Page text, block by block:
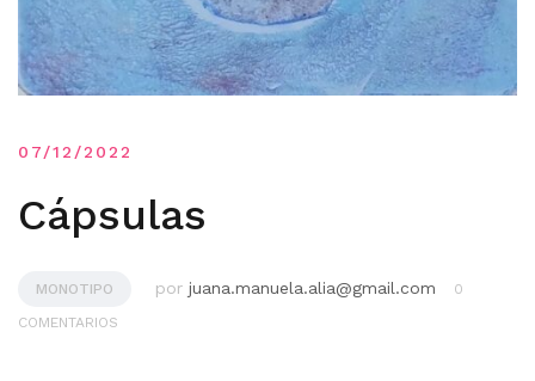
07/12/2022
Cápsulas
MONOTIPO por juana.manuela.alia@gmail.com
0
COMENTARIOS